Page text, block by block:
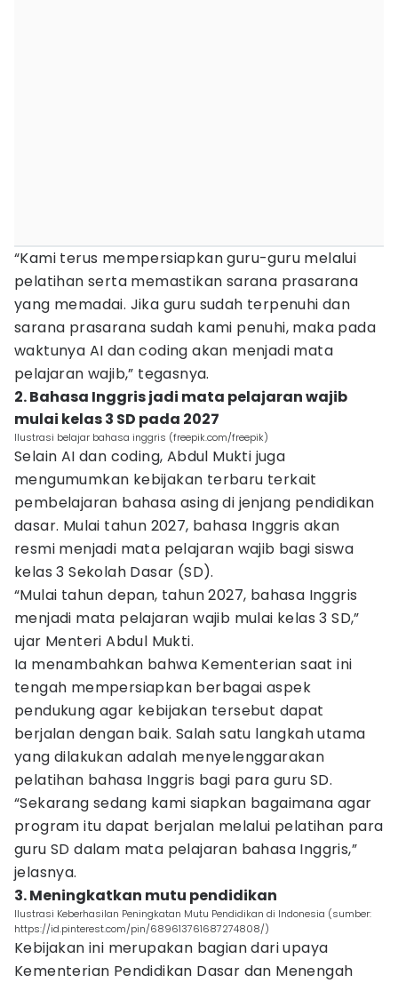
“Kami terus mempersiapkan guru-guru melalui
pelatihan serta memastikan sarana prasarana
yang memadai. Jika guru sudah terpenuhi dan
sarana prasarana sudah kami penuhi, maka pada
waktunya AI dan coding akan menjadi mata
pelajaran wajib,” tegasnya.
2. Bahasa Inggris jadi mata pelajaran wajib
mulai kelas 3 SD pada 2027
Ilustrasi belajar bahasa inggris (freepik.com/freepik)
Selain AI dan coding, Abdul Mukti juga
mengumumkan kebijakan terbaru terkait
pembelajaran bahasa asing di jenjang pendidikan
dasar. Mulai tahun 2027, bahasa Inggris akan
resmi menjadi mata pelajaran wajib bagi siswa
kelas 3 Sekolah Dasar (SD).
“Mulai tahun depan, tahun 2027, bahasa Inggris
menjadi mata pelajaran wajib mulai kelas 3 SD,”
ujar Menteri Abdul Mukti.
Ia menambahkan bahwa Kementerian saat ini
tengah mempersiapkan berbagai aspek
pendukung agar kebijakan tersebut dapat
berjalan dengan baik. Salah satu langkah utama
yang dilakukan adalah menyelenggarakan
pelatihan bahasa Inggris bagi para guru SD.
“Sekarang sedang kami siapkan bagaimana agar
program itu dapat berjalan melalui pelatihan para
guru SD dalam mata pelajaran bahasa Inggris,”
jelasnya.
3. Meningkatkan mutu pendidikan
Ilustrasi Keberhasilan Peningkatan Mutu Pendidikan di Indonesia (sumber:
https://id.pinterest.com/pin/689613761687274808/)
Kebijakan ini merupakan bagian dari upaya
Kementerian Pendidikan Dasar dan Menengah